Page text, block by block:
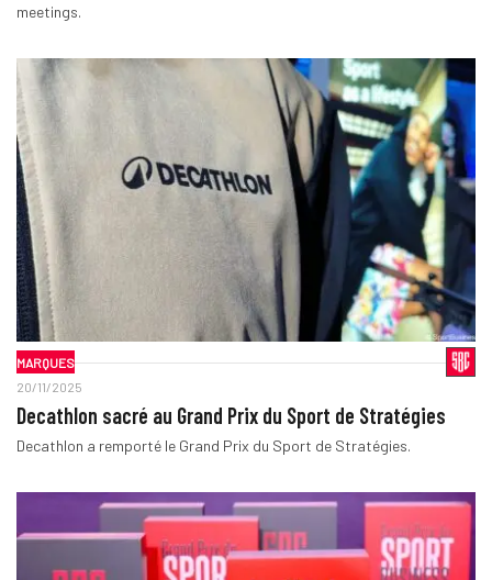
meetings.
MARQUES
20/11/2025
Decathlon sacré au Grand Prix du Sport de Stratégies
Decathlon a remporté le Grand Prix du Sport de Stratégies.